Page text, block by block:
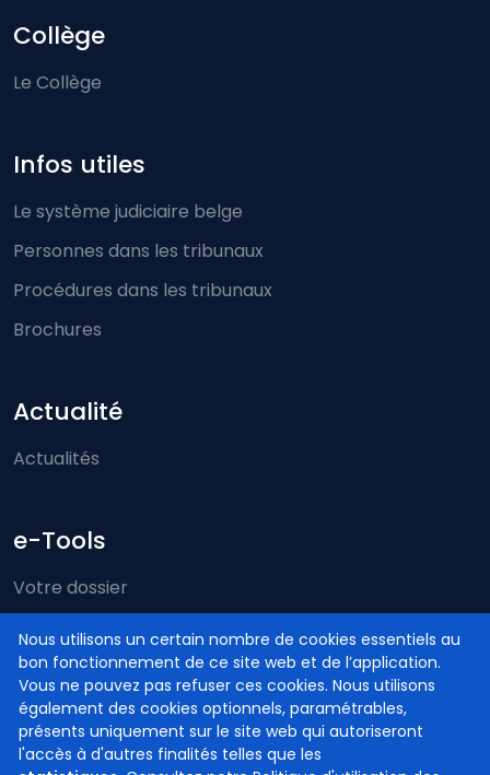
Nous utilisons un certain nombre de cookies essentiels au
bon fonctionnement de ce site web et de l’application.
Vous ne pouvez pas refuser ces cookies. Nous utilisons
également des cookies optionnels, paramétrables,
présents uniquement sur le site web qui autoriseront
l'accès à d'autres finalités telles que les
Collège
Le Collège
Infos utiles
Le système judiciaire belge
Personnes dans les tribunaux
Procédures dans les tribunaux
Brochures
Actualité
Actualités
e-Tools
Votre dossier
Just-on-web
e-Deposit
Compétence territoriale